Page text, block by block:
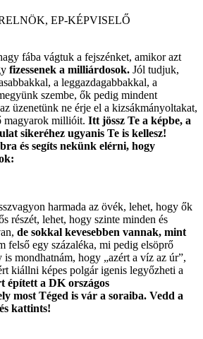
EP-KÉPVISELŐ
fába vágtuk a fejszénket, amikor azt
fizessenek a milliárdosok. Jól tudjuk,
a leggazdagabbakkal, a
szembe, ők pedig mindent
üzenetünk ne érje el a kizsákmányoltakat,
magyarok millióit. Itt jössz Te a képbe, a
sikeréhez ugyanis Te is kellesz!
és segíts nekünk elérni, hogy
harmada az övék, lehet, hogy ők
részét, lehet, hogy szinte minden és
de sokkal kevesebben vannak, mint
felső egy százaléka, mi pedig elsöprő
mondhatnám, hogy „azért a víz az úr”,
kiállni képes polgár igenis legyőzheti a
épített a DK országos
most Téged is vár a soraiba. Vedd a
kattints!